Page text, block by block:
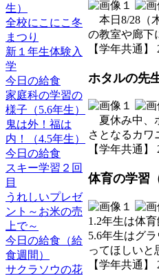
生）
全校にこにこ冬
まつり
新１年生体験入
学
今日の給食
家庭科の学習の
様子（5.6年生）
鬼は外！福は
内！（4.5年生）
今日の給食
スキー学習２回
目
うれしいプレゼ
ント～お米の売
上で～
今日の給食（給
食週間）
サクラソウの花
本日8/28（
の教室や廊下
【学年共通】
ホタルの先
夏休み中、
さとなるカワ
【学年共通】
体育の学習
1.2年生は体
5.6年生はグ
ってほしいと
【学年共通】